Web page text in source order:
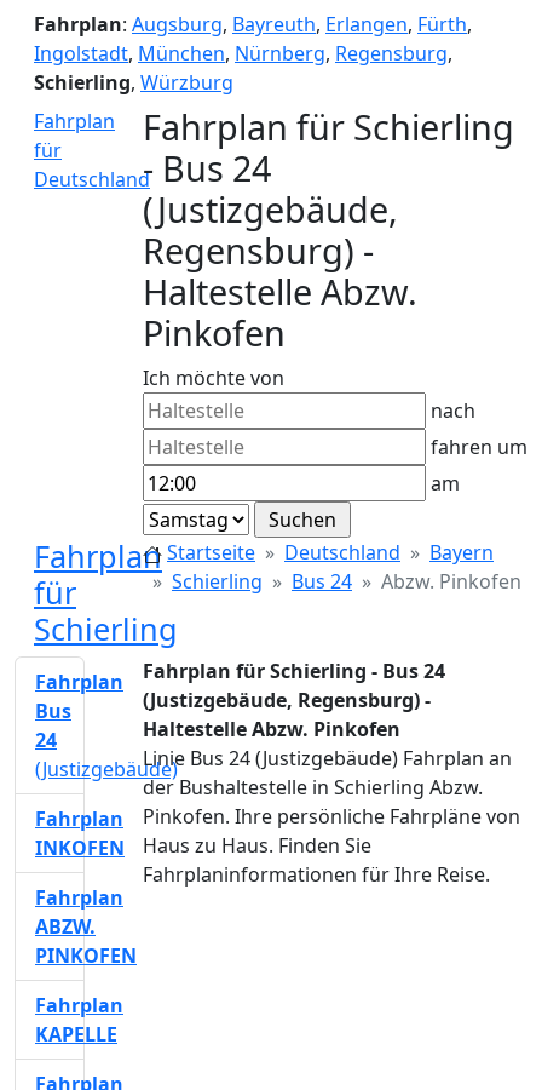
Fahrplan: Augsburg, Bayreuth, Erlangen, Fürth,
Ingolstadt, München, Nürnberg, Regensburg,
Schierling, Würzburg
Fahrplan
für
Deutschland
Fahrplan für Schierling
- Bus 24
(Justizgebäude,
Regensburg) -
Haltestelle Abzw.
Pinkofen
Ich möchte von
nach
fahren um
am
Fahrplan
für
Schierling
Startseite Deutschland
Bayern
Schierling
Bus 24 Abzw. Pinkofen
Fahrplan für Schierling - Bus 24
(Justizgebäude, Regensburg) -
Haltestelle Abzw. Pinkofen
Linie Bus 24 (Justizgebäude) Fahrplan an
der Bushaltestelle in Schierling Abzw.
Pinkofen. Ihre persönliche Fahrpläne von
Haus zu Haus. Finden Sie
Fahrplaninformationen für Ihre Reise.
Fahrplan
Bus
24
(Justizgebäude)
Fahrplan
INKOFEN
Fahrplan
ABZW.
PINKOFEN
Fahrplan
KAPELLE
Fahrplan